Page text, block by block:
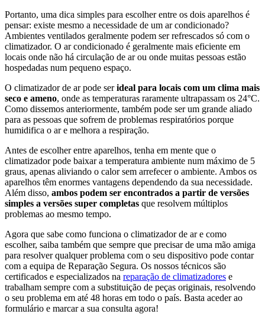
Portanto, uma dica simples para escolher entre os dois aparelhos é
pensar: existe mesmo a necessidade de um ar condicionado?
Ambientes ventilados geralmente podem ser refrescados só com o
climatizador. O ar condicionado é geralmente mais eficiente em
locais onde não há circulação de ar ou onde muitas pessoas estão
hospedadas num pequeno espaço.
O climatizador de ar pode serideal para locais com um clima mais
seco e ameno, onde as temperaturas raramente ultrapassam os 24°C.
Como dissemos anteriormente, também pode ser um grande aliado
para as pessoas que sofrem de problemas respiratórios porque
humidifica o ar e melhora a respiração.
Antes de escolher entre aparelhos, tenha em mente que o
climatizador pode baixar a temperatura ambiente num máximo de 5
graus, apenas aliviando o calor sem arrefecer o ambiente. Ambos os
aparelhos têm enormes vantagens dependendo da sua necessidade.
Além disso, ambos podem ser encontrados a partir de versões
simples a versões super completas que resolvem múltiplos
problemas ao mesmo tempo.
Agora que sabe como funciona o climatizador de ar e como
escolher, saiba também que sempre que precisar de uma mão amiga
para resolver qualquer problema com o seu dispositivo pode contar
com a equipa de Reparação Segura. Os nossos técnicos são
certificados e especializados na reparação de climatizadores e
trabalham sempre com a substituição de peças originais, resolvendo
o seu problema em até 48 horas em todo o país. Basta aceder ao
formulário e marcar a sua consulta agora!